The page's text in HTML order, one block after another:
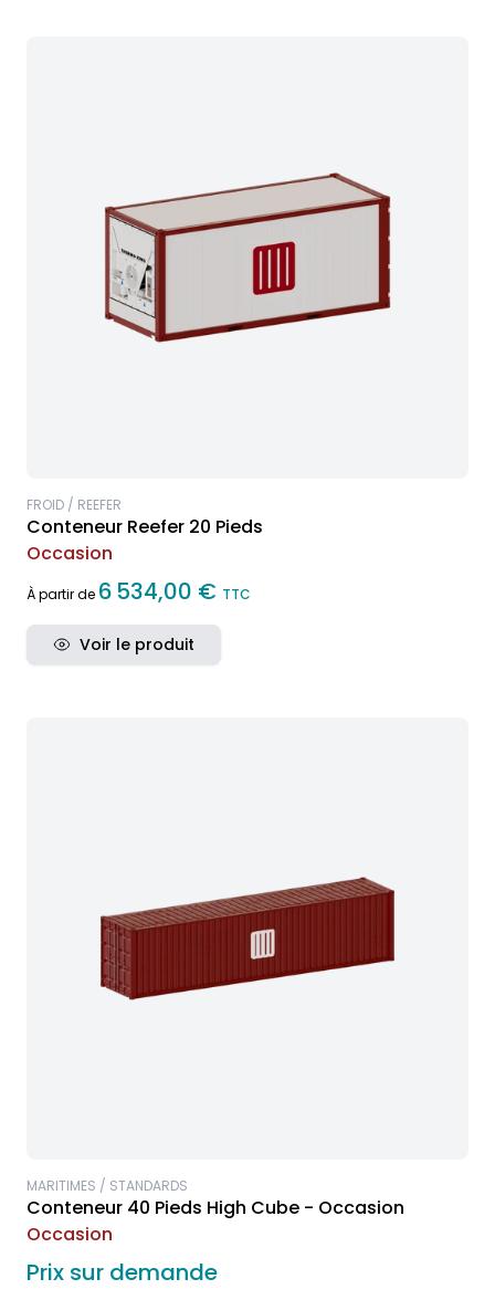
FROID / REEFER
Conteneur Reefer 20 Pieds
Occasion
À partir de 6 534,00 € TTC
Voir le produit
MARITIMES / STANDARDS
Conteneur 40 Pieds High Cube - Occasion
Occasion
Prix sur demande